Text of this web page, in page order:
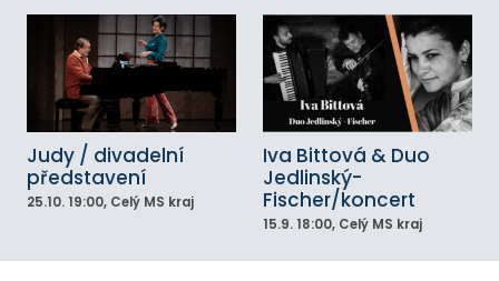
Judy / divadelní
představení
25.10. 19:00, Celý MS kraj
Iva Bittová & Duo
Jedlinský-
Fischer/koncert
15.9. 18:00, Celý MS kraj